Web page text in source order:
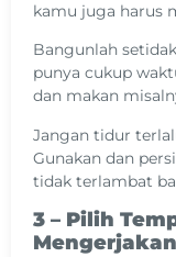
kamu juga harus
Bangunlah
punya cukup
dan makan
Jangan tidur
Gunakan dan
tidak terlambat
3 – Pilih
Mengerjakan